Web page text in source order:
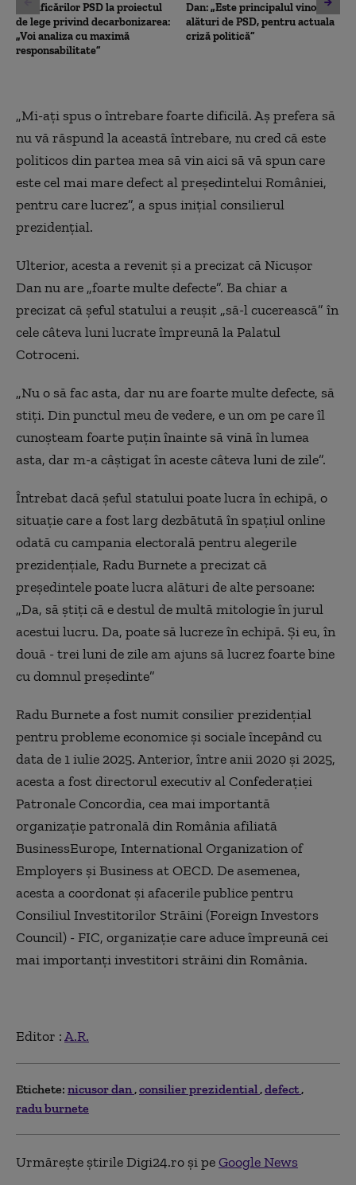
modificărilor PSD la proiectul
de lege privind decarbonizarea:
„Voi analiza cu maximă
responsabilitate”
Dan: „Este principalul vinovat,
alături de PSD, pentru actuala
criză politică”
„Mi-ați spus o întrebare foarte dificilă. Aș prefera să
nu vă răspund la această întrebare, nu cred că este
politicos din partea mea să vin aici să vă spun care
este cel mai mare defect al președintelui României,
pentru care lucrez”, a spus inițial consilierul
prezidențial.
Ulterior, acesta a revenit și a precizat că Nicușor
Dan nu are „foarte multe defecte”. Ba chiar a
precizat că șeful statului a reușit „să-l cucerească” în
cele câteva luni lucrate împreună la Palatul
Cotroceni.
„Nu o să fac asta, dar nu are foarte multe defecte, să
stiți. Din punctul meu de vedere, e un om pe care îl
cunoșteam foarte puțin înainte să vină în lumea
asta, dar m-a câștigat în aceste câteva luni de zile”.
Întrebat dacă șeful statului poate lucra în echipă, o
situație care a fost larg dezbătută în spațiul online
odată cu campania electorală pentru alegerile
prezidențiale, Radu Burnete a precizat că
președintele poate lucra alături de alte persoane:
„Da, să știți că e destul de multă mitologie în jurul
acestui lucru. Da, poate să lucreze în echipă. Și eu, în
două - trei luni de zile am ajuns să lucrez foarte bine
cu domnul președinte”
Radu Burnete a fost numit consilier prezidențial
pentru probleme economice și sociale începând cu
data de 1 iulie 2025. Anterior, între anii 2020 și 2025,
acesta a fost directorul executiv al Confederației
Patronale Concordia, cea mai importantă
organizație patronală din România afiliată
BusinessEurope, International Organization of
Employers și Business at OECD. De asemenea,
acesta a coordonat și afacerile publice pentru
Consiliul Investitorilor Străini (Foreign Investors
Council) - FIC, organizație care aduce împreună cei
mai importanți investitori străini din România.
Editor :A.R.
Etichete: nicusor dan consilier prezidential defect
radu burnete
Urmărește știrile Digi24.ro și peGoogle News